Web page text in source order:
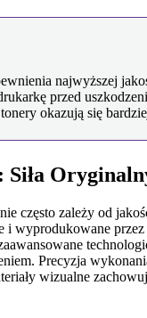
najwyższej
przed
okazują się
często zależy od
i wyprodukowane
Precyzja
wizualne